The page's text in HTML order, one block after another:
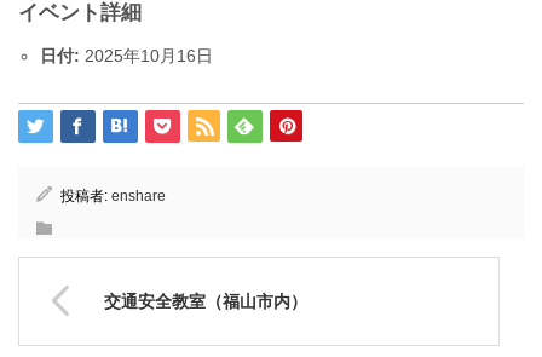
イベント詳細
日付: 2025年10月16日
投稿者: enshare
交通安全教室（福山市内）